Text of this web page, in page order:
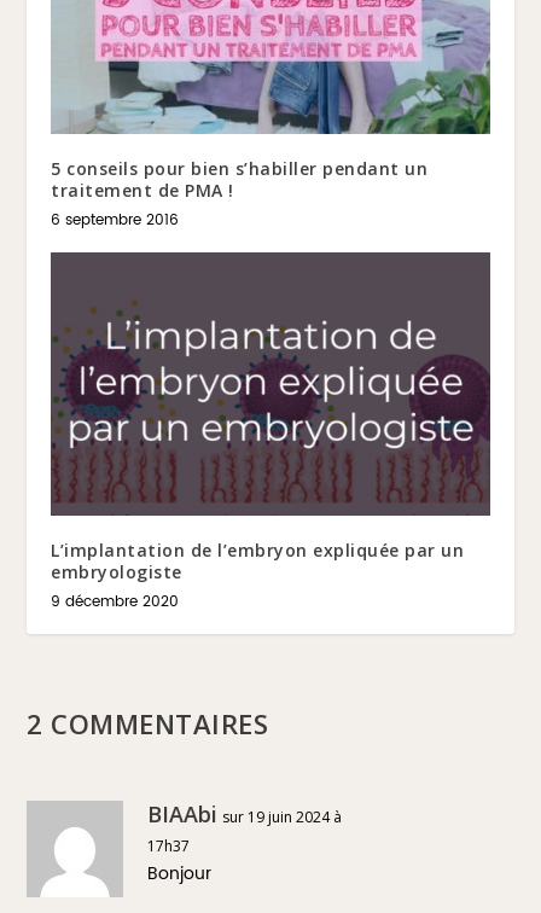
5 conseils pour bien s’habiller pendant un
traitement de PMA !
6 septembre 2016
L’implantation de l’embryon expliquée par un
embryologiste
9 décembre 2020
2 COMMENTAIRES
BIAAbi sur 19 juin 2024 à
17h37
Bonjour